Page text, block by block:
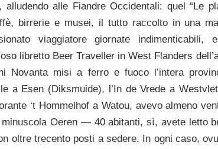
alludendo alle Fiandre Occidentali: quel “Le
birrerie e musei, il tutto raccolto in una
viaggiatore giornate indimenticabili,
libretto Beer Traveller in West Flanders
Novanta misi a ferro e fuoco l’intera
a Esen (Diksmuide), l’In de Vrede a
‘t Hommelhof a Watou, avevo almeno
minuscola Oeren — 40 abitanti, sì, avete letto
oltre trecento posti a sedere. In ogni caso,